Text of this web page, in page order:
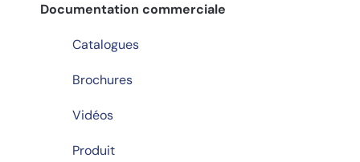
Documentation commerciale
Catalogues
Brochures
Vidéos
Produit